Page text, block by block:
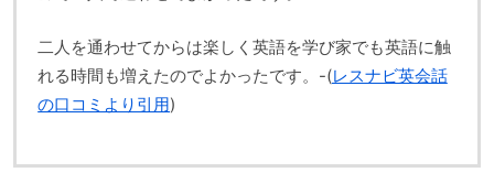
二人を通わせてからは楽しく英語を学び家でも英語に触
れる時間も増えたのでよかったです。-(レスナビ英会話
の口コミより引用)